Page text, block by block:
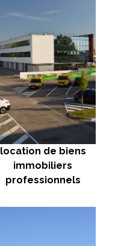
location de biens
immobiliers
professionnels